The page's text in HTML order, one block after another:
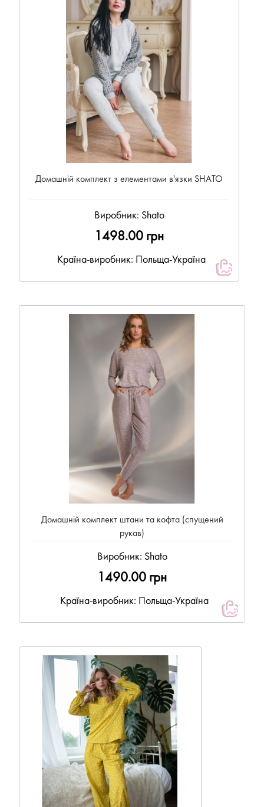
Домашній комплект з елементами в'язки SHATO
Виробник: Shato
1498.00 грн
Країна-виробник: Польща-Україна
Домашній комплект штани та кофта (спущений
рукав)
Виробник: Shato
1490.00 грн
Країна-виробник: Польща-Україна